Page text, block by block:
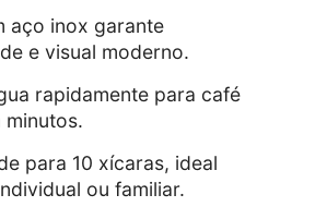
aço inox garante
e visual moderno.
rapidamente para café
para 10 xícaras, ideal
ou familiar.